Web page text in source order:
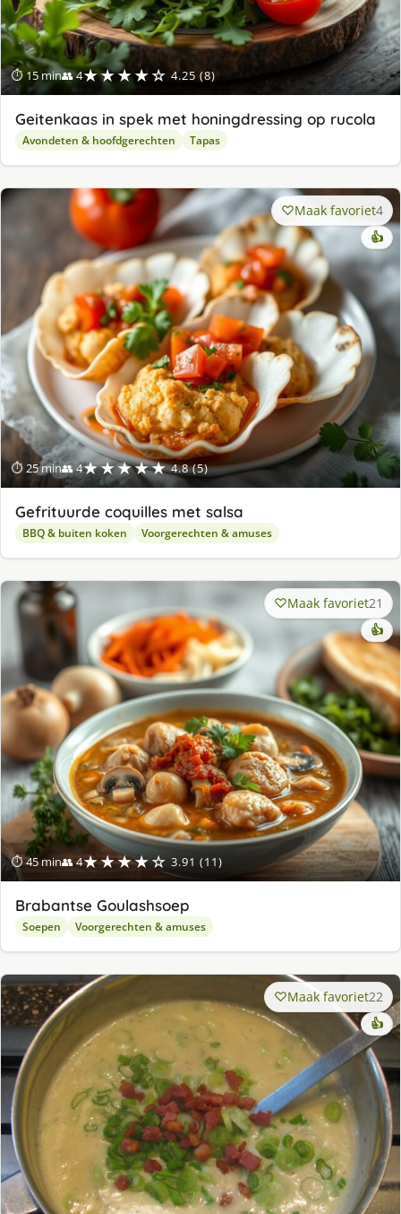
⏱ 15 min👥 4★★★★☆ 4.25 (8)
Geitenkaas in spek met honingdressing op rucola
Avondeten & hoofdgerechten Tapas
⏱ 25 min👥 4★★★★★ 4.8 (5)
Maak favoriet4
👍
Gefrituurde coquilles met salsa
BBQ & buiten koken Voorgerechten & amuses
⏱ 45 min👥 4★★★★☆ 3.91 (11)
Maak favoriet21
👍
Brabantse Goulashsoep
Soepen Voorgerechten & amuses
Maak favoriet22
👍